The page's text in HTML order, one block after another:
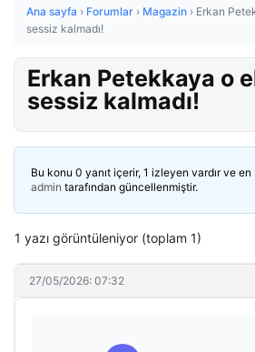
Ana sayfa › Forumlar › Magazin › Erkan
sessiz kalmadı!
Erkan Petekkaya o
sessiz kalmadı!
Bu konu 0 yanıt içerir, 1 izleyen vardır ve en
admin tarafından güncellenmiştir.
1 yazı görüntüleniyor (toplam 1)
27/05/2026: 07:32